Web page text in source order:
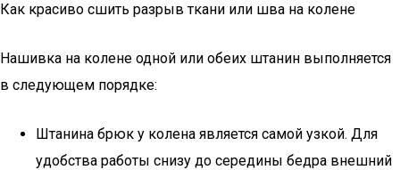
Как красиво сшить разрыв ткани или шва на колене
Нашивка на колене одной или обеих штанин выполняется
в следующем порядке:
Штанина брюк у колена является самой узкой. Для
удобства работы снизу до середины бедра внешний